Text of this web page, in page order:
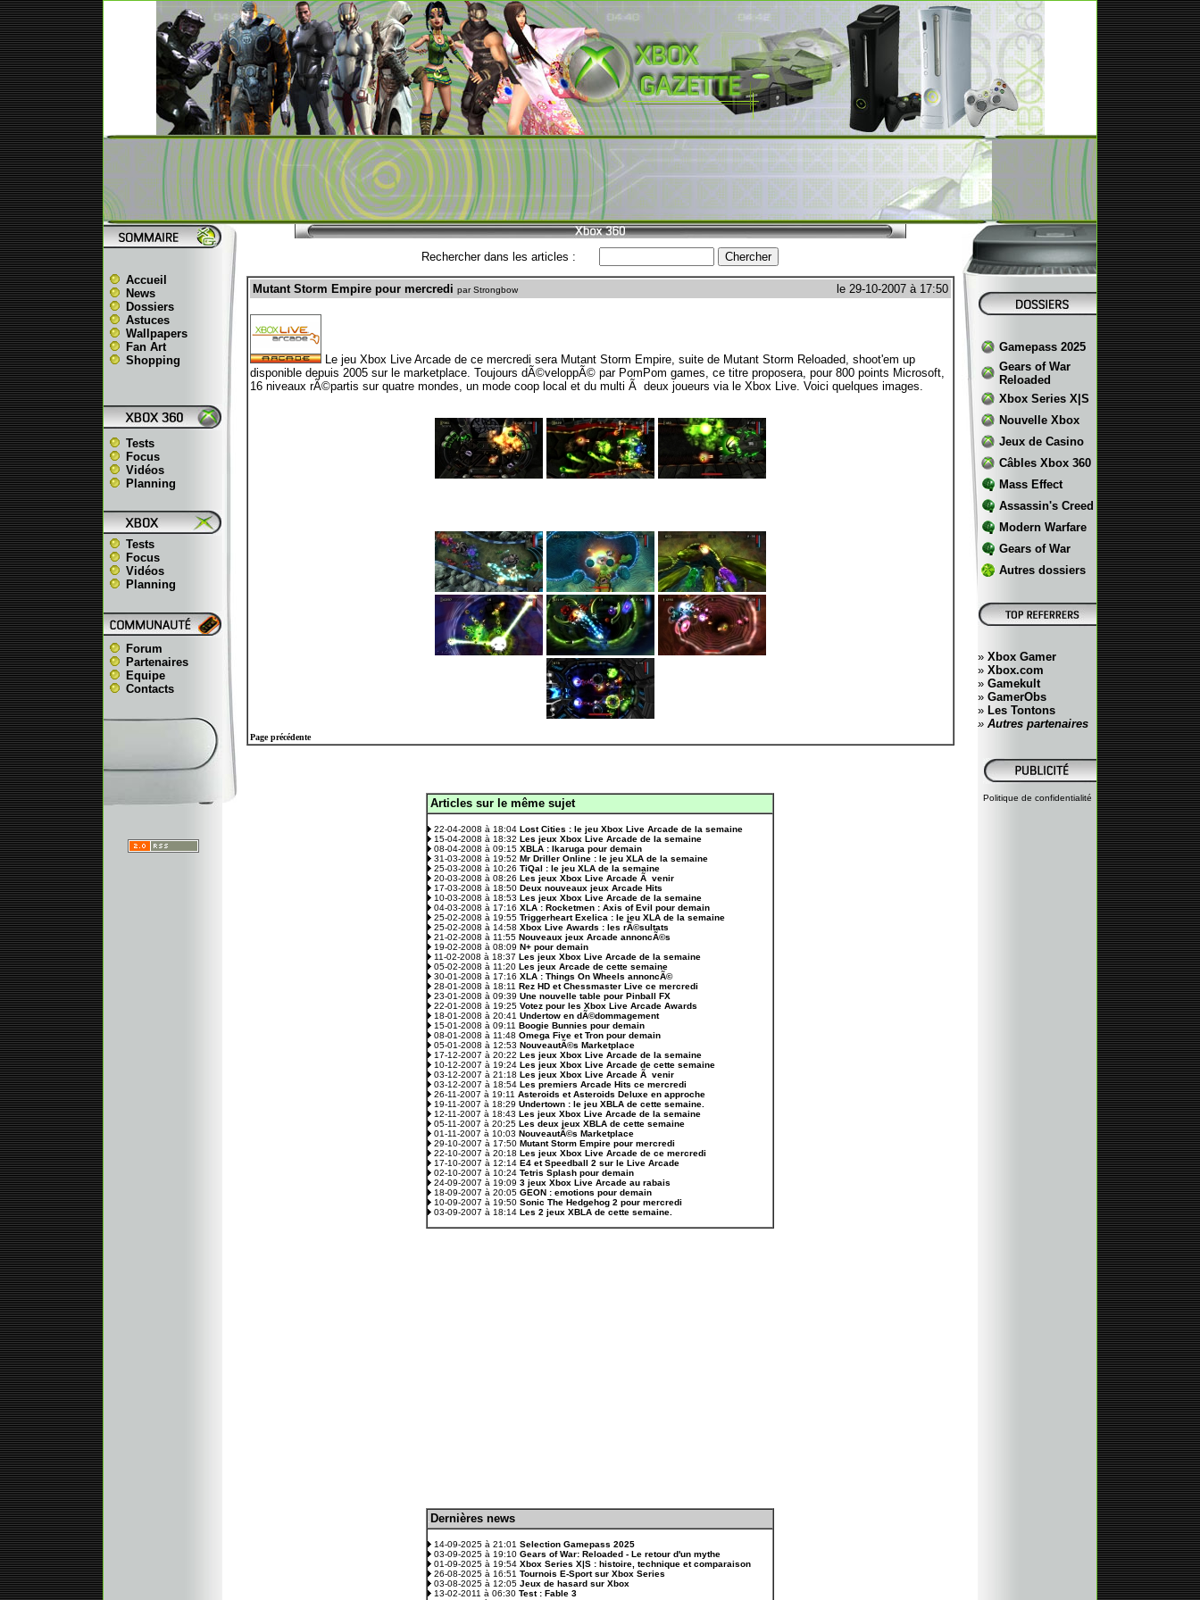
Accueil
News
Dossiers
Astuces
Wallpapers
Fan Art
Shopping
Tests
Focus
Vidéos
Planning
Tests
Focus
Vidéos
Planning
Forum
Partenaires
Equipe
Contacts
Rechercher dans les articles :
Mutant Storm Empire pour mercredi par Strongbow le 29-10-2007 à 17:50
Le jeu Xbox Live Arcade de ce mercredi sera Mutant Storm Empire, suite de Mutant Storm Reloaded, shoot'em up
disponible depuis 2005 sur le marketplace. Toujours dÃ©veloppÃ© par PomPom games, ce titre proposera, pour 800 points Microsoft,
16 niveaux rÃ©partis sur quatre mondes, un mode coop local et du multi Ã deux joueurs via le Xbox Live. Voici quelques images.
Page précédente
Articles sur le même sujet
22-04-2008 à 18:04 Lost Cities : le jeu Xbox Live Arcade de la semaine
15-04-2008 à 18:32 Les jeux Xbox Live Arcade de la semaine
08-04-2008 à 09:15 XBLA : Ikaruga pour demain
31-03-2008 à 19:52 Mr Driller Online : le jeu XLA de la semaine
25-03-2008 à 10:26 TiQal : le jeu XLA de la semaine
20-03-2008 à 08:26 Les jeux Xbox Live Arcade Ã venir
17-03-2008 à 18:50 Deux nouveaux jeux Arcade Hits
10-03-2008 à 18:53 Les jeux Xbox Live Arcade de la semaine
04-03-2008 à 17:16 XLA : Rocketmen : Axis of Evil pour demain
25-02-2008 à 19:55 Triggerheart Exelica : le jeu XLA de la semaine
25-02-2008 à 14:58 Xbox Live Awards : les rÃ©sultats
21-02-2008 à 11:55 Nouveaux jeux Arcade annoncÃ©s
19-02-2008 à 08:09 N+ pour demain
11-02-2008 à 18:37 Les jeux Xbox Live Arcade de la semaine
05-02-2008 à 11:20 Les jeux Arcade de cette semaine
30-01-2008 à 17:16 XLA : Things On Wheels annoncÃ©
28-01-2008 à 18:11 Rez HD et Chessmaster Live ce mercredi
23-01-2008 à 09:39 Une nouvelle table pour Pinball FX
22-01-2008 à 19:25 Votez pour les Xbox Live Arcade Awards
18-01-2008 à 20:41 Undertow en dÃ©dommagement
15-01-2008 à 09:11 Boogie Bunnies pour demain
08-01-2008 à 11:48 Omega Five et Tron pour demain
05-01-2008 à 12:53 NouveautÃ©s Marketplace
17-12-2007 à 20:22 Les jeux Xbox Live Arcade de la semaine
10-12-2007 à 19:24 Les jeux Xbox Live Arcade de cette semaine
03-12-2007 à 21:18 Les jeux Xbox Live Arcade Ã venir
03-12-2007 à 18:54 Les premiers Arcade Hits ce mercredi
26-11-2007 à 19:11 Asteroids et Asteroids Deluxe en approche
19-11-2007 à 18:29 Undertown : le jeu XBLA de cette semaine.
12-11-2007 à 18:43 Les jeux Xbox Live Arcade de la semaine
05-11-2007 à 20:25 Les deux jeux XBLA de cette semaine
01-11-2007 à 10:03 NouveautÃ©s Marketplace
29-10-2007 à 17:50 Mutant Storm Empire pour mercredi
22-10-2007 à 20:18 Les jeux Xbox Live Arcade de ce mercredi
17-10-2007 à 12:14 E4 et Speedball 2 sur le Live Arcade
02-10-2007 à 10:24 Tetris Splash pour demain
24-09-2007 à 19:09 3 jeux Xbox Live Arcade au rabais
18-09-2007 à 20:05 GEON : emotions pour demain
10-09-2007 à 19:50 Sonic The Hedgehog 2 pour mercredi
03-09-2007 à 18:14 Les 2 jeux XBLA de cette semaine.
Dernières news
14-09-2025 à 21:01 Selection Gamepass 2025
03-09-2025 à 19:10 Gears of War: Reloaded - Le retour d'un mythe
01-09-2025 à 19:54 Xbox Series X|S : histoire, technique et comparaison
26-08-2025 à 16:51 Tournois E-Sport sur Xbox Series
03-08-2025 à 12:05 Jeux de hasard sur Xbox
13-02-2011 à 06:30 Test : Fable 3
Gamepass 2025
Gears of War
Reloaded
Xbox Series X|S
Nouvelle Xbox
Jeux de Casino
Câbles Xbox 360
Mass Effect
Assassin's Creed
Modern Warfare
Gears of War
Autres dossiers
» Xbox Gamer
» Xbox.com
» Gamekult
» GamerObs
» Les Tontons
» Autres partenaires
Politique de confidentialité